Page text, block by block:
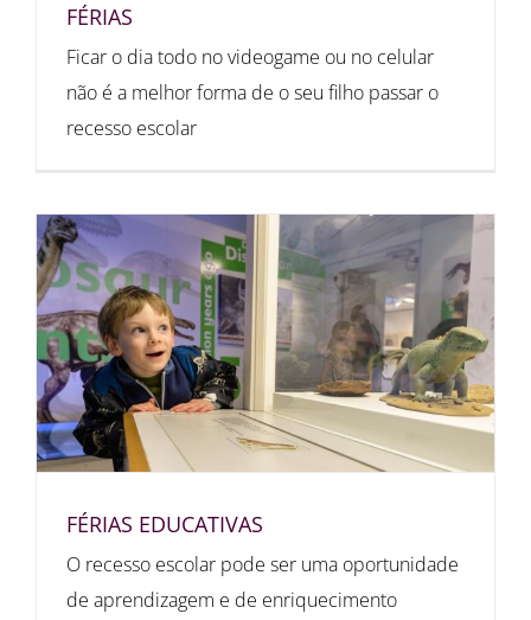
FÉRIAS
Ficar o dia todo no videogame ou no celular
não é a melhor forma de o seu filho passar o
recesso escolar
FÉRIAS EDUCATIVAS
O recesso escolar pode ser uma oportunidade
de aprendizagem e de enriquecimento